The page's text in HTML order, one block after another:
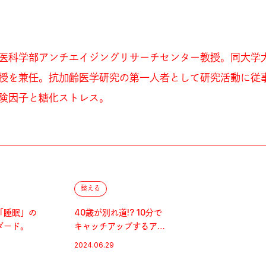
科学部アンチエイジングリサーチセンター教授。同大学
を兼任。抗加齢医学研究の第一人者として研究活動に従
因子と糖化ストレス。
睡眠」の
ド。
整える
40歳が別れ道!? 10分で
キャッチアップするアン
2024.06.29